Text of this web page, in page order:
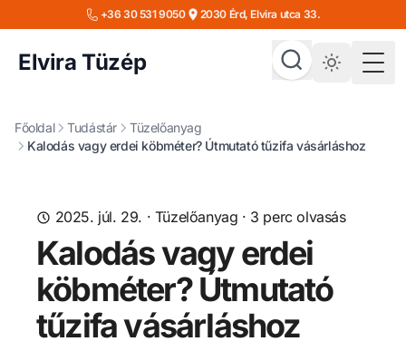
+36 30 531 9050 2030 Érd, Elvira utca 33.
Elvira Tüzép
Főoldal Tudástár
Tüzelőanyag
Kalodás vagy erdei köbméter? Útmutató tűzifa vásárláshoz
2025. júl. 29. · Tüzelőanyag · 3 perc olvasás
Kalodás vagy erdei
köbméter? Útmutató
tűzifa vásárláshoz